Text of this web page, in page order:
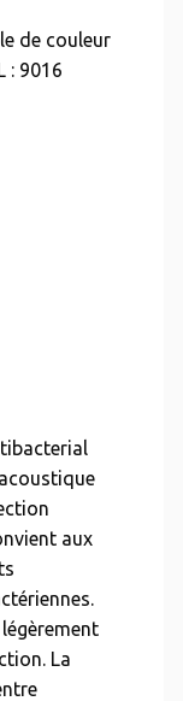
de couleur
: 9016
aux
La